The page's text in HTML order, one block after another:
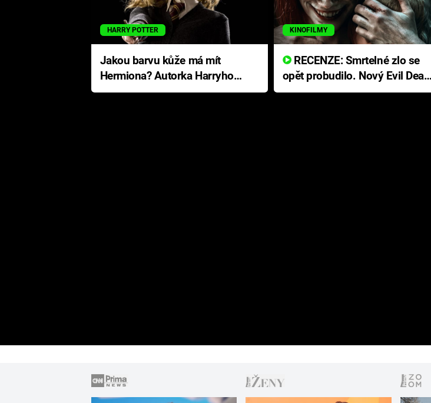
HARRY POTTER
Jakou barvu kůže má mít
Hermiona? Autorka Harryho
Pottera přišla s ráznou
KINOFILMY
RECENZE: Smrtelné zlo se
opět probudilo. Nový Evil Dead
přichází s neodolatelnou